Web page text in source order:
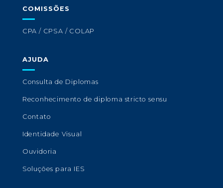
COMISSÕES
CPA / CPSA / COLAP
AJUDA
Consulta de Diplomas
Reconhecimento de diploma stricto sensu
Contato
Identidade Visual
Ouvidoria
Soluções para IES